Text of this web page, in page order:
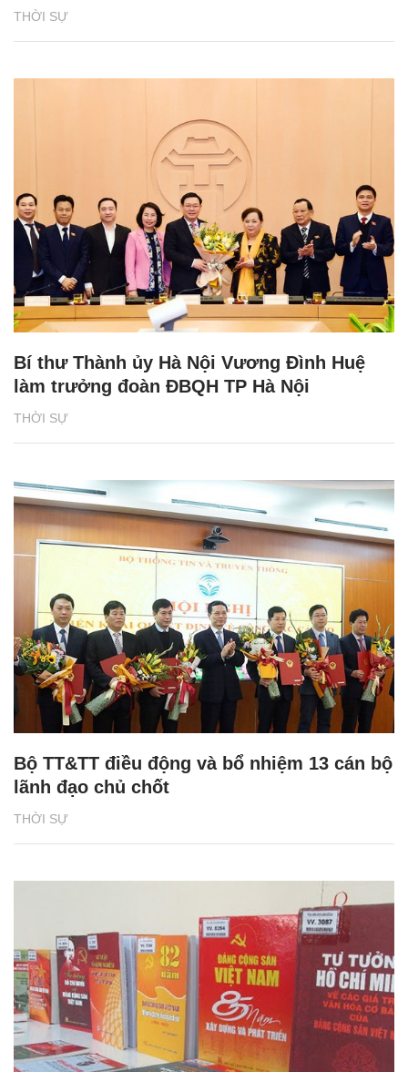
THỜI SỰ
THỜI SỰ
Bí thư Thành ủy Hà Nội Vương Đình Huệ
làm trưởng đoàn ĐBQH TP Hà Nội
THỜI SỰ
Bộ TT&TT điều động và bổ nhiệm 13 cán bộ
lãnh đạo chủ chốt